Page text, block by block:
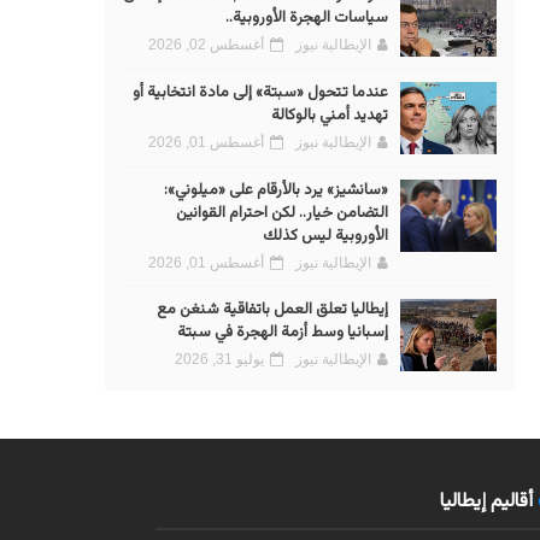
سياسات الهجرة الأوروبية..
الإيطالية نيوز أغسطس 02, 2026
عندما تتحول «سبتة» إلى مادة انتخابية أو
تهديد أمني بالوكالة
الإيطالية نيوز أغسطس 01, 2026
«سانشيز» يرد بالأرقام على «ميلوني»:
التضامن خيار.. لكن احترام القوانين
الأوروبية ليس كذلك
الإيطالية نيوز أغسطس 01, 2026
إيطاليا تعلق العمل باتفاقية شنغن مع
إسبانيا وسط أزمة الهجرة في سبتة
الإيطالية نيوز يوليو 31, 2026
أقاليم إيطاليا